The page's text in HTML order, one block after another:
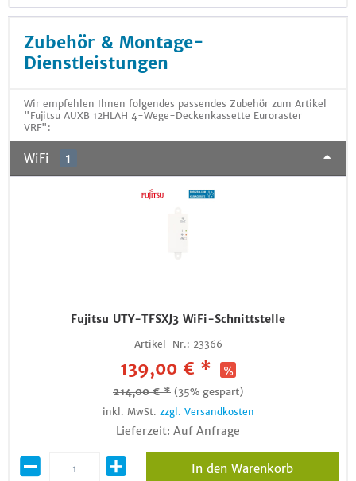
Zubehör & Montage-
Dienstleistungen
Wir empfehlen Ihnen folgendes passendes Zubehör zum Artikel
"Fujitsu AUXB 12HLAH 4-Wege-Deckenkassette Euroraster
VRF":
WiFi 1
Fujitsu UTY-TFSXJ3 WiFi-Schnittstelle
Artikel-Nr.: 23366
139,00 € *
214,00 € * (35% gespart)
inkl. MwSt. zzgl. Versandkosten
Lieferzeit: Auf Anfrage
In den Warenkorb